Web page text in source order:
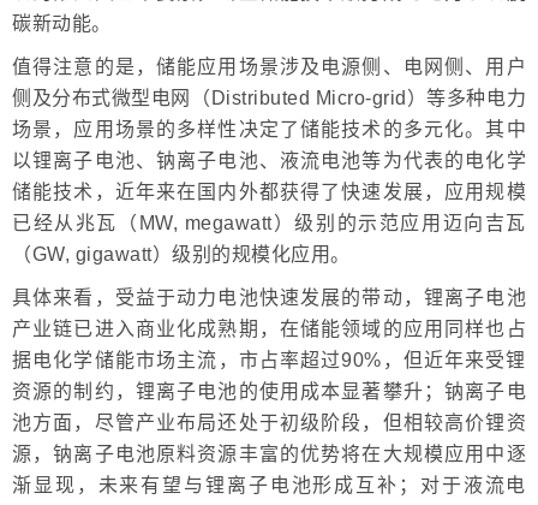
碳新动能。
值得注意的是，储能应用场景涉及电源侧、电网侧、用户
侧及分布式微型电网（Distributed Micro-grid）等多种电力
场景，应用场景的多样性决定了储能技术的多元化。其中
以锂离子电池、钠离子电池、液流电池等为代表的电化学
储能技术，近年来在国内外都获得了快速发展，应用规模
已经从兆瓦（MW, megawatt）级别的示范应用迈向吉瓦
（GW, gigawatt）级别的规模化应用。
具体来看，受益于动力电池快速发展的带动，锂离子电池
产业链已进入商业化成熟期，在储能领域的应用同样也占
据电化学储能市场主流，市占率超过90%，但近年来受锂
资源的制约，锂离子电池的使用成本显著攀升；钠离子电
池方面，尽管产业布局还处于初级阶段，但相较高价锂资
源，钠离子电池原料资源丰富的优势将在大规模应用中逐
渐显现，未来有望与锂离子电池形成互补；对于液流电